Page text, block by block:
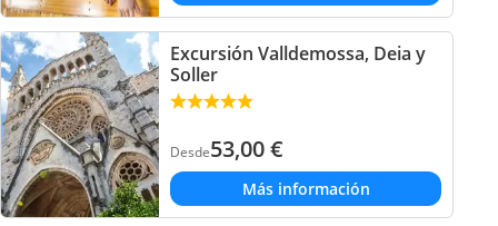
Excursión Valldemossa, Deia y
Soller
Desde53,00€
Más información